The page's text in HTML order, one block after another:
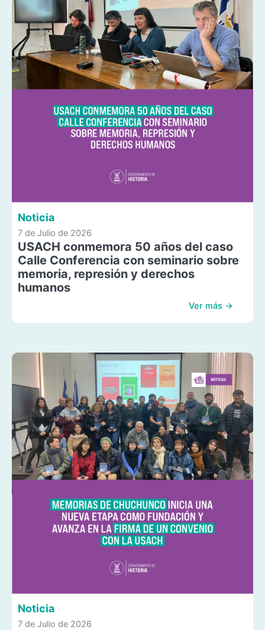
Noticia
7 de Julio de 2026
USACH conmemora 50 años del caso
Calle Conferencia con seminario sobre
memoria, represión y derechos
humanos
Ver más →
Noticia
7 de Julio de 2026